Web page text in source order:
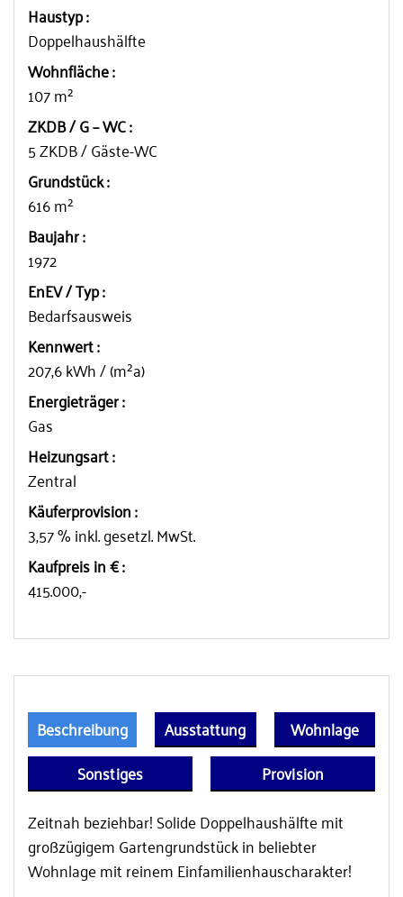
Haustyp :
Doppelhaushälfte
Wohnfläche :
107 m²
ZKDB / G – WC :
5 ZKDB / Gäste-WC
Grundstück :
616 m²
Baujahr :
1972
EnEV / Typ :
Bedarfsausweis
Kennwert :
207,6 kWh / (m²a)
Energieträger :
Gas
Heizungsart :
Zentral
Käuferprovision :
3,57 % inkl. gesetzl. MwSt.
Kaufpreis in € :
415.000,-
Beschreibung Ausstattung
Wohnlage
Sonstiges
Provision
Zeitnah beziehbar! Solide Doppelhaushälfte mit
großzügigem Gartengrundstück in beliebter
Wohnlage mit reinem Einfamilienhauscharakter!